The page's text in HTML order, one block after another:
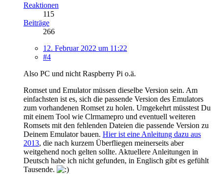
Reaktionen
115
Beiträge
266
12. Februar 2022 um 11:22
#4
Also PC und nicht Raspberry Pi o.ä.
Romset und Emulator müssen dieselbe Version sein. Am
einfachsten ist es, sich die passende Version des Emulators
zum vorhandenen Romset zu holen. Umgekehrt müsstest Du
mit einem Tool wie Clrmamepro und eventuell weiteren
Romsets mit den fehlenden Dateien die passende Version zu
Deinem Emulator bauen. Hier ist eine Anleitung dazu aus
2013, die nach kurzem Überfliegen meinerseits aber
weitgehend noch gelten sollte. Aktuellere Anleitungen in
Deutsch habe ich nicht gefunden, in Englisch gibt es gefühlt
Tausende.